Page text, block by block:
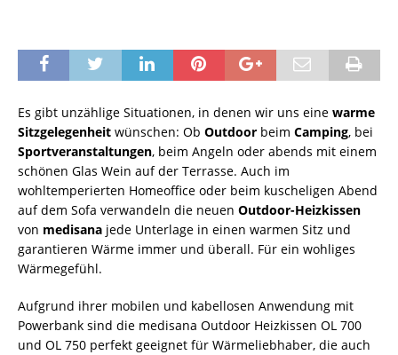
Es gibt unzählige Situationen, in denen wir uns eine warme
Sitzgelegenheit wünschen: Ob Outdoor beim Camping, bei
Sportveranstaltungen, beim Angeln oder abends mit einem
schönen Glas Wein auf der Terrasse. Auch im
wohltemperierten Homeoffice oder beim kuscheligen Abend
auf dem Sofa verwandeln die neuen Outdoor-Heizkissen
von medisana jede Unterlage in einen warmen Sitz und
garantieren Wärme immer und überall. Für ein wohliges
Wärmegefühl.
Aufgrund ihrer mobilen und kabellosen Anwendung mit
Powerbank sind die medisana Outdoor Heizkissen OL 700
und OL 750 perfekt geeignet für Wärmeliebhaber, die auch